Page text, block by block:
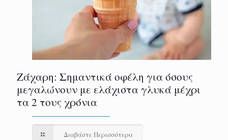
Ζάχαρη: Σημαντικά οφέλη για όσους
μεγαλώνουν με ελάχιστα γλυκά μέχρι
τα 2 τους χρόνια
Διαβάστε Περισσότερα